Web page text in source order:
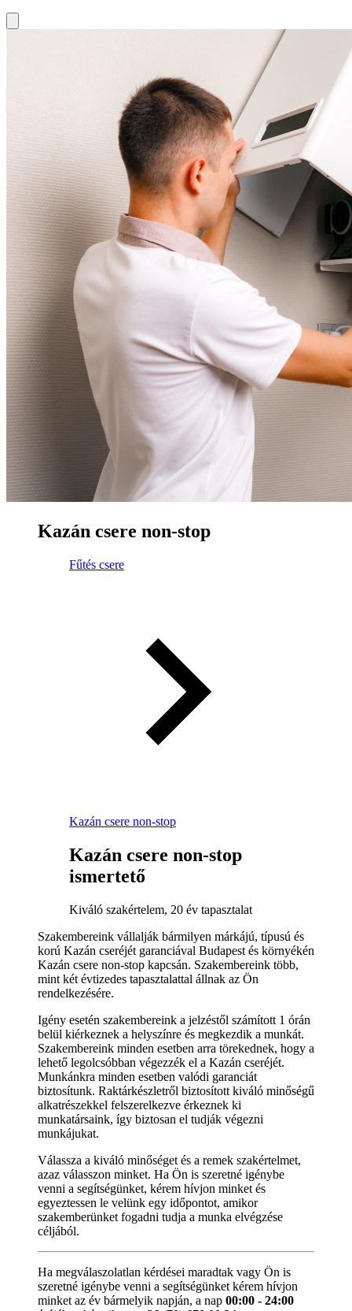
Kazán csere non-stop
Fűtés csere
Kazán csere non-stop
Kazán csere non-stop
ismertető
Kiváló szakértelem, 20 év tapasztalat
Szakembereink vállalják bármilyen márkájú, típusú és
korú Kazán cseréjét garanciával Budapest és környékén
Kazán csere non-stop kapcsán. Szakembereink több,
mint két évtizedes tapasztalattal állnak az Ön
rendelkezésére.
Igény esetén szakembereink a jelzéstől számított 1 órán
belül kiérkeznek a helyszínre és megkezdik a munkát.
Szakembereink minden esetben arra törekednek, hogy a
lehető legolcsóbban végezzék el a Kazán cseréjét.
Munkánkra minden esetben valódi garanciát
biztosítunk. Raktárkészletről biztosított kiváló minőségű
alkatrészekkel felszerelkezve érkeznek ki
munkatársaink, így biztosan el tudják végezni
munkájukat.
Válassza a kiváló minőséget és a remek szakértelmet,
azaz válasszon minket. Ha Ön is szeretné igénybe
venni a segítségünket, kérem hívjon minket és
egyeztessen le velünk egy időpontot, amikor
szakemberünket fogadni tudja a munka elvégzése
céljából.
Ha megválaszolatlan kérdései maradtak vagy Ön is
szeretné igénybe venni a segítségünket kérem hívjon
minket az év bármelyik napján, a nap 00:00 - 24:00